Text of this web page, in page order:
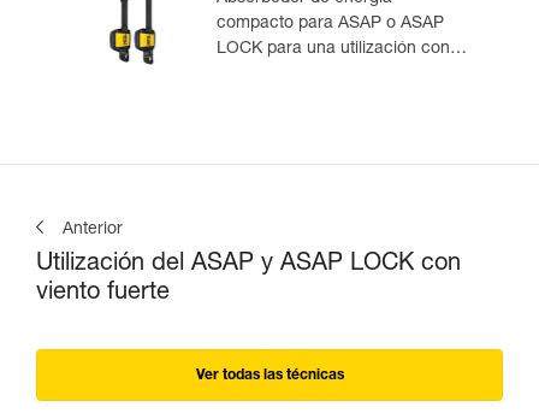
compacto para ASAP o ASAP
LOCK para una utilización con
Anterior
Utilización del ASAP y ASAP LOCK con
viento fuerte
Ver todas las técnicas